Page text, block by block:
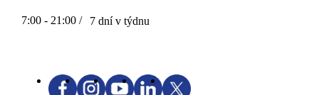
7:00 - 21:00 / 7 dní v týdnu